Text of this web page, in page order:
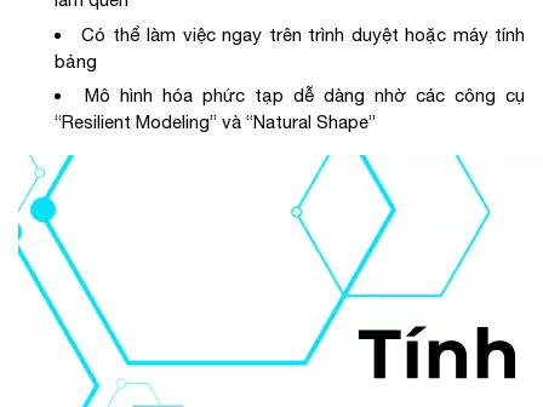
Có thể làm việc ngay trên trình duyệt hoặc máy tính
bảng
Mô hình hóa phức tạp dễ dàng nhờ các công cụ
“Resilient Modeling” và “Natural Shape”